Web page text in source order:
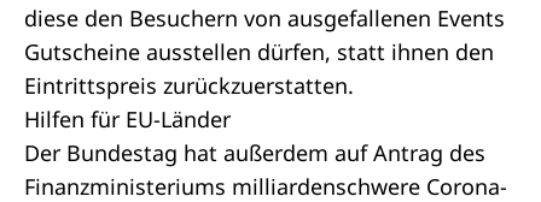
diese den Besuchern von ausgefallenen Events
Gutscheine ausstellen dürfen, statt ihnen den
Eintrittspreis zurückzuerstatten.
Hilfen für EU-Länder
Der Bundestag hat außerdem aufAntrag des
Finanzministeriums milliardenschwere Corona-